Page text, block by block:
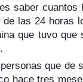
saber
las 24 horas
que tuvo que
que de
hace tres